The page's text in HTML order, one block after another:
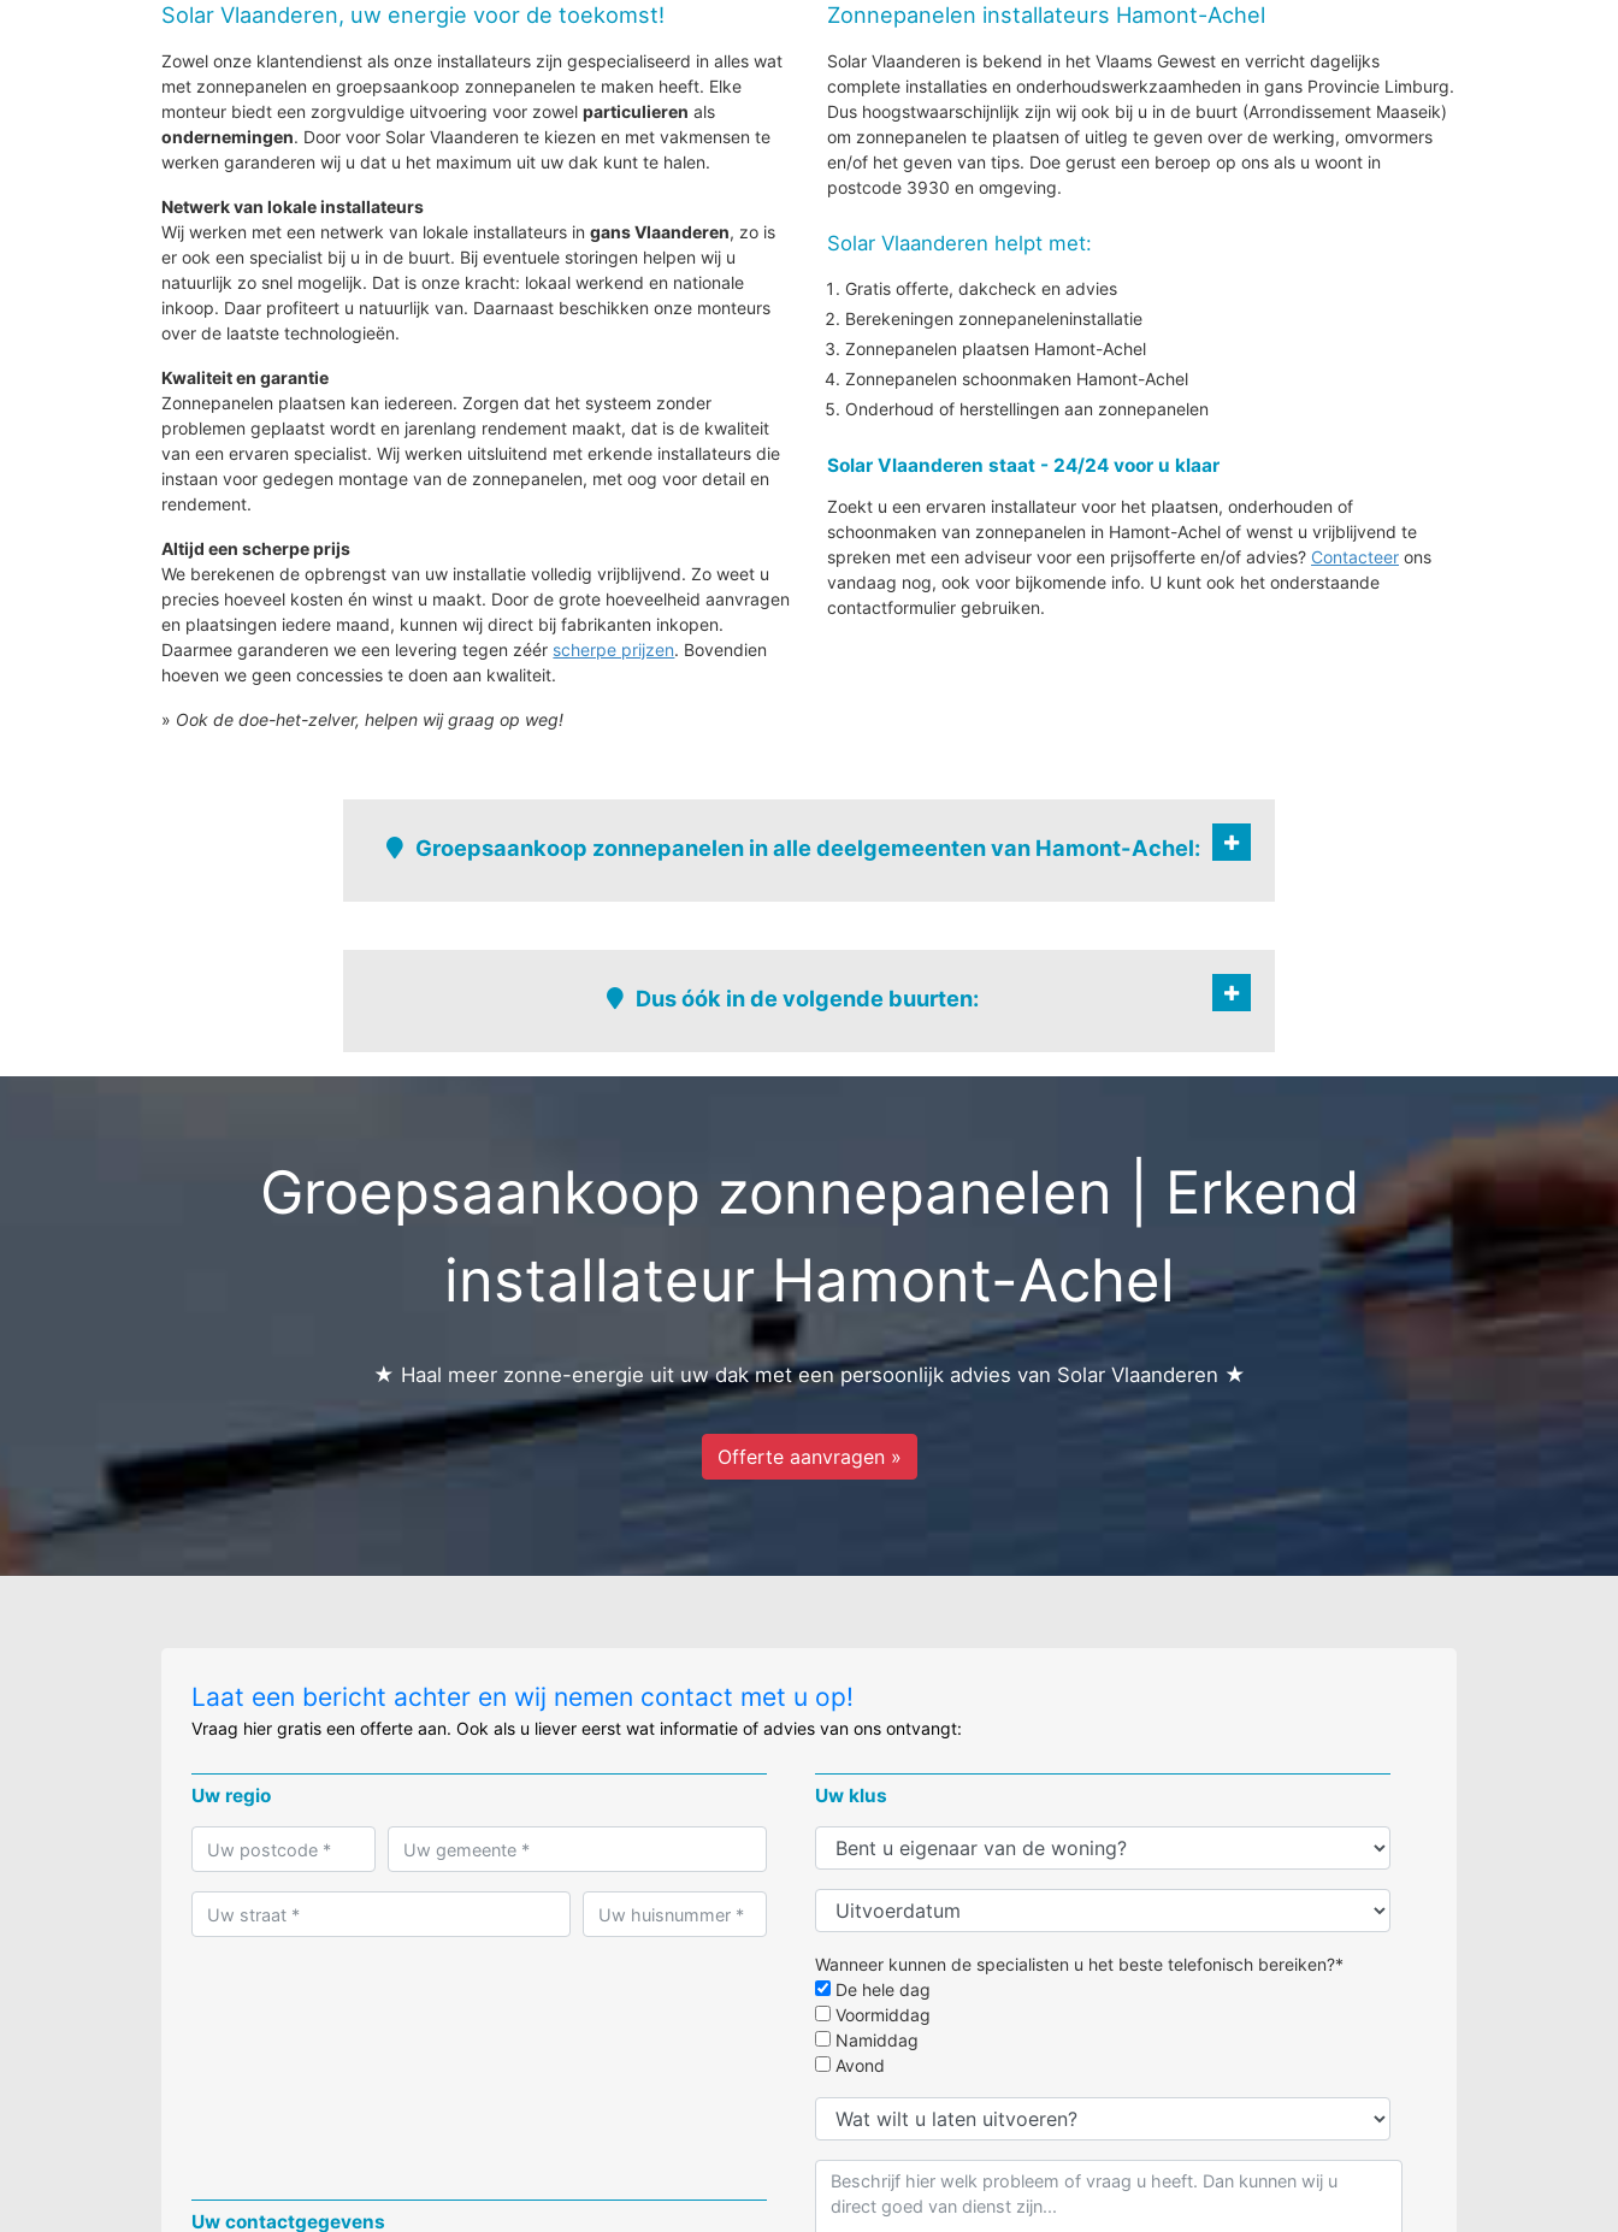
Solar Vlaanderen, uw energie voor de toekomst!
Zowel onze klantendienst als onze installateurs zijn gespecialiseerd in alles wat
met zonnepanelen en groepsaankoop zonnepanelen te maken heeft. Elke
monteur biedt een zorgvuldige uitvoering voor zowelparticulieren als
ondernemingen. Door voor Solar Vlaanderen te kiezen en met vakmensen te
werken garanderen wij u dat u het maximum uit uw dak kunt te halen.
Netwerk van lokale installateurs
Wij werken met een netwerk van lokale installateurs ingans Vlaanderen, zo is
er ook een specialist bij u in de buurt. Bij eventuele storingen helpen wij u
natuurlijk zo snel mogelijk. Dat is onze kracht: lokaal werkend en nationale
inkoop. Daar profiteert u natuurlijk van. Daarnaast beschikken onze monteurs
over de laatste technologieën.
Kwaliteit en garantie
Zonnepanelen plaatsen kan iedereen. Zorgen dat het systeem zonder
problemen geplaatst wordt en jarenlang rendement maakt, dat is de kwaliteit
van een ervaren specialist. Wij werken uitsluitend met erkende installateurs die
instaan voor gedegen montage van de zonnepanelen, met oog voor detail en
rendement.
Altijd een scherpe prijs
We berekenen de opbrengst van uw installatie volledig vrijblijvend. Zo weet u
precies hoeveel kosten én winst u maakt. Door de grote hoeveelheid aanvragen
en plaatsingen iedere maand, kunnen wij direct bij fabrikanten inkopen.
Daarmee garanderen we een levering tegen zéér scherpe prijzen. Bovendien
hoeven we geen concessies te doen aan kwaliteit.
» Ook de doe-het-zelver, helpen wij graag op weg!
Zonnepanelen installateurs Hamont-Achel
Solar Vlaanderen is bekend in het Vlaams Gewest en verricht dagelijks
complete installaties en onderhoudswerkzaamheden in gans Provincie Limburg.
Dus hoogstwaarschijnlijk zijn wij ook bij u in de buurt (Arrondissement Maaseik)
om zonnepanelen te plaatsen of uitleg te geven over de werking, omvormers
en/of het geven van tips. Doe gerust een beroep op ons als u woont in
postcode 3930 en omgeving.
Solar Vlaanderen helpt met:
Gratis offerte, dakcheck en advies
Berekeningen zonnepaneleninstallatie
Zonnepanelen plaatsen Hamont-Achel
Zonnepanelen schoonmaken Hamont-Achel
Onderhoud of herstellingen aan zonnepanelen
Solar Vlaanderen staat - 24/24 voor u klaar
Zoekt u een ervaren installateur voor het plaatsen, onderhouden of
schoonmaken van zonnepanelen in Hamont-Achel of wenst u vrijblijvend te
spreken met een adviseur voor een prijsofferte en/of advies? Contacteer ons
vandaag nog, ook voor bijkomende info. U kunt ook het onderstaande
contactformulier gebruiken.
Groepsaankoop zonnepanelen in alle deelgemeenten van Hamont-Achel:
Dus óók in de volgende buurten:
Binnenheide - grevenbroek -
pastoorbos
Kluizerdijk - villa
Tussen dielishoek en koleneind
Winter - loosenerheid
Groepsaankoop zonnepanelen | Erkend
installateur Hamont-Achel
★ Haal meer zonne-energie uit uw dak met een persoonlijk advies van Solar Vlaanderen ★
Offerte aanvragen »
Laat een bericht achter en wij nemen contact met u op!
Vraag hier gratis een offerte aan. Ook als u liever eerst wat informatie of advies van ons ontvangt:
Uw regio
Uw contactgegevens
Uw klus
Wanneer kunnen de specialisten u het beste telefonisch bereiken?*
De hele dag
Voormiddag
Namiddag
Avond